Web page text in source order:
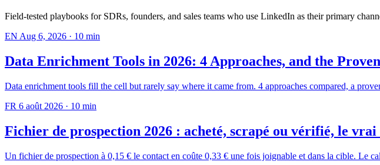
Field-tested playbooks for SDRs, founders, and sales teams who use LinkedIn as their primary
EN Aug 6, 2026 · 10 min
Data Enrichment Tools in 2026: 4 Approaches, and the
Data enrichment tools fill the cell but rarely say where it came from. 4 approaches compared, a
FR 6 août 2026 · 10 min
Fichier de prospection 2026 : acheté, scrapé ou vérifié, le
Un fichier de prospection à 0,15 € le contact en coûte 0,33 € une fois joignable et dans la cible. Le